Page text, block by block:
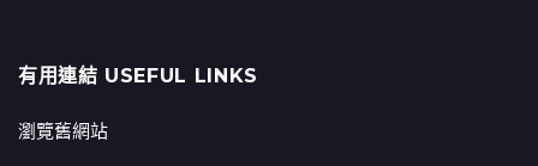
有用連結 USEFUL LINKS
瀏覽舊網站